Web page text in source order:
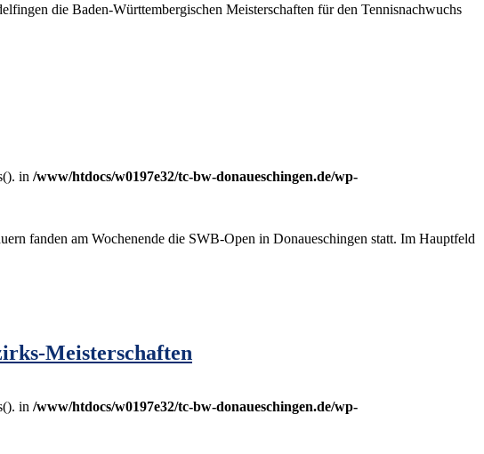
die Baden-Württembergischen Meisterschaften für den Tennisnachwuchs
in /www/htdocs/w0197e32/tc-bw-donaueschingen.de/wp-
fanden am Wochenende die SWB-Open in Donaueschingen statt. Im Hauptfeld
Meisterschaften
in /www/htdocs/w0197e32/tc-bw-donaueschingen.de/wp-